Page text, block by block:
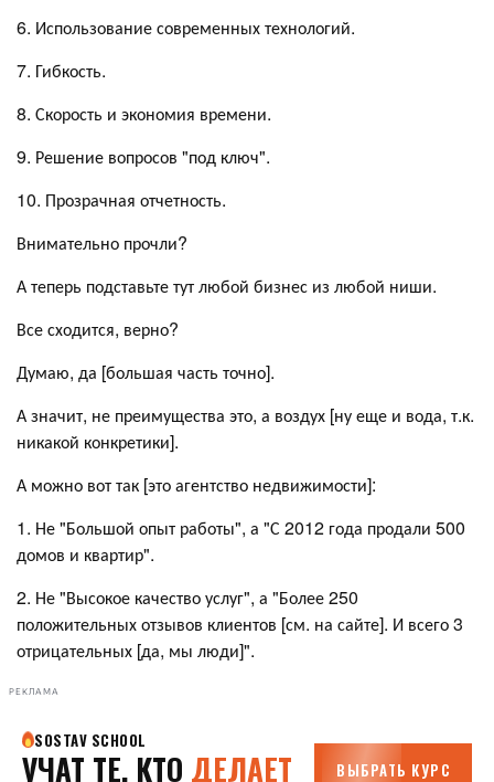
6. Использование современных технологий.
7. Гибкость.
8. Скорость и экономия времени.
9. Решение вопросов "под ключ".
10. Прозрачная отчетность.
Внимательно прочли?
А теперь подставьте тут любой бизнес из любой ниши.
Все сходится, верно?
Думаю, да [большая часть точно].
А значит, не преимущества это, а воздух [ну еще и вода, т.к.
никакой конкретики].
А можно вот так [это агентство недвижимости]:
1. Не "Большой опыт работы", а "С 2012 года продали 500
домов и квартир".
2. Не "Высокое качество услуг", а "Более 250
положительных отзывов клиентов [см. на сайте]. И всего 3
отрицательных [да, мы люди]".
РЕКЛАМА